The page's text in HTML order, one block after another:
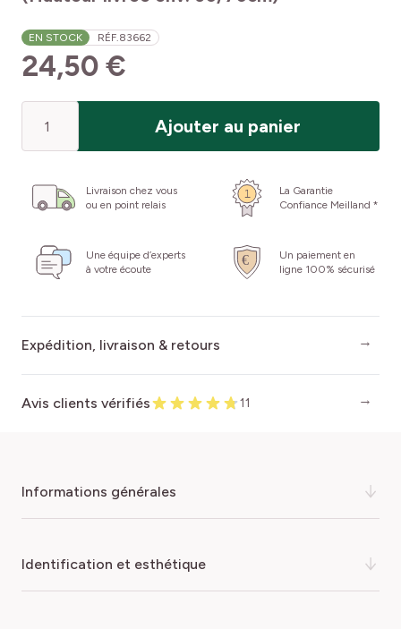
EN STOCK RÉF.83662
24,50 €
Ajouter au panier
Livraison chez vous
ou en point relais
La Garantie
Confiance Meilland *
Une équipe d’experts
à votre écoute
Un paiement en
ligne 100% sécurisé
Expédition, livraison & retours
Avis clients vérifiés 11
informations générales
Superbe liane volubile à floraison tardive, le Podranea
identification et esthétique